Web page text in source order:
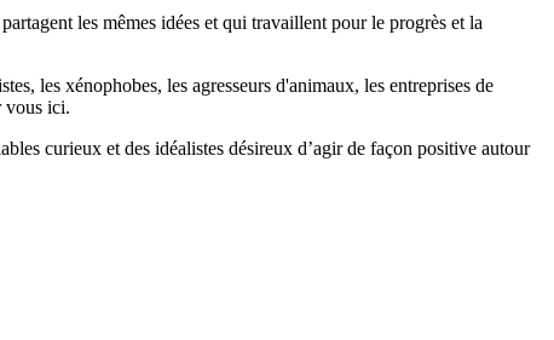
les mêmes idées et qui travaillent pour le progrès et la
les xénophobes, les agresseurs d'animaux, les entreprises de
vous ici.
curieux et des idéalistes désireux d’agir de façon positive autour